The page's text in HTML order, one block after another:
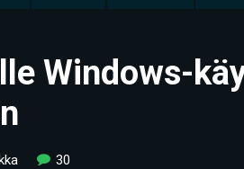
Windows-
30